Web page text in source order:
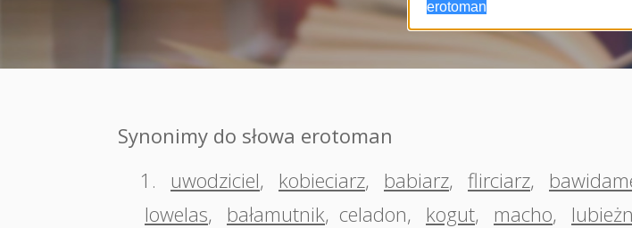
Synonimy do słowa erotoman
1.
uwodziciel, kobieciarz, babiarz, flirciarz,
lowelas, bałamutnik, celadon, kogut, macho,